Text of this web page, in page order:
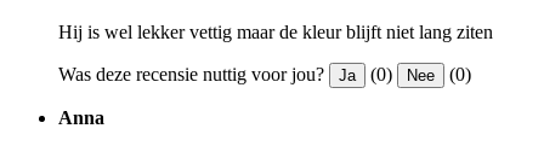
Hij is wel lekker vettig maar de kleur blijft niet lang ziten
Was deze recensie nuttig voor jou? Ja (0) Nee (0)
Anna